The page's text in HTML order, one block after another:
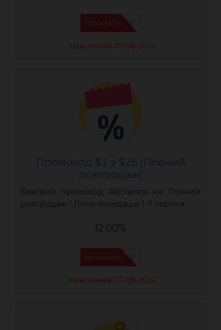
UASC01
ПОКАЗАТИ
Неактивний 07-08-2026
Промокод $3 з $25 (Повний
розпродаж)
Базовий промокод AliExpress на Повний
розпродаж / Літня ліквідація 1-7 серпня
12.00%
UASC03
ПОКАЗАТИ
Неактивний 07-08-2026